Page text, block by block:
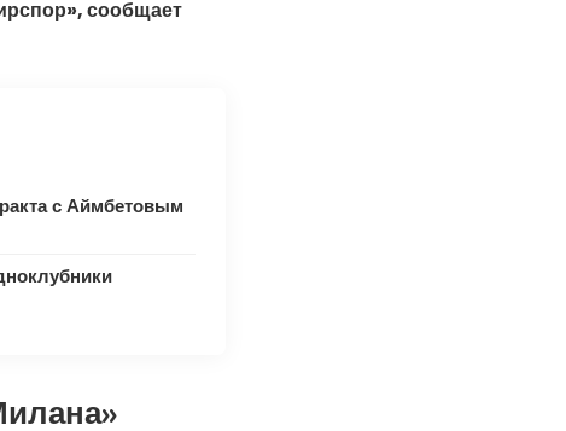
сообщает
с Аймбетовым